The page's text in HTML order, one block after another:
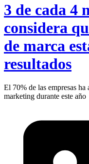
3 de cada 4
considera
de marca
resultados
El 70% de las empresas ha
marketing durante este año